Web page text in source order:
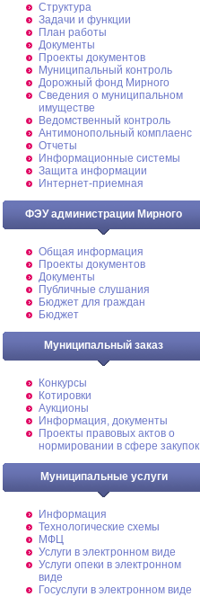
Структура
Задачи и функции
План работы
Документы
Проекты документов
Муниципальный контроль
Дорожный фонд Мирного
Cведения о муниципальном
имуществе
Ведомственный контроль
Антимонопольный комплаенс
Отчеты
Информационные системы
Защита информации
Интернет-приемная
ФЭУ администрации Мирного
Общая информация
Проекты документов
Документы
Публичные слушания
Бюджет для граждан
Бюджет
Муниципальный заказ
Конкурсы
Котировки
Аукционы
Информация, документы
Проекты правовых актов о
нормировании в сфере закупок
Муниципальные услуги
Информация
Технологические схемы
МФЦ
Услуги в электронном виде
Услуги опеки в электронном
виде
Госуслуги в электронном виде